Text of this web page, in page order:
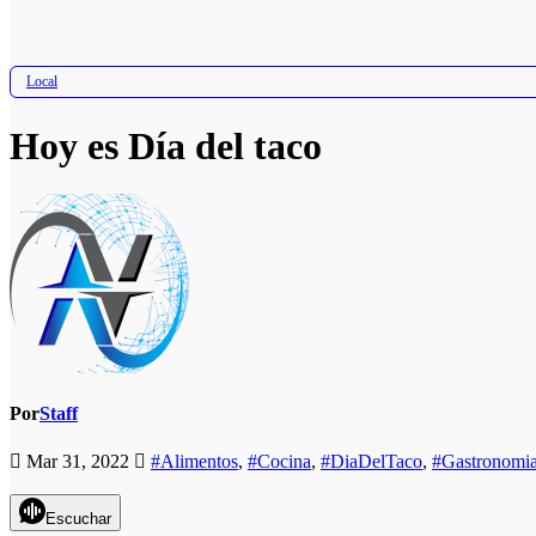
Local
Hoy es Día del taco
PorStaff
Mar 31, 2022 #Alimentos, #Cocina, #DiaDelTaco, #Gastronomia
Escuchar